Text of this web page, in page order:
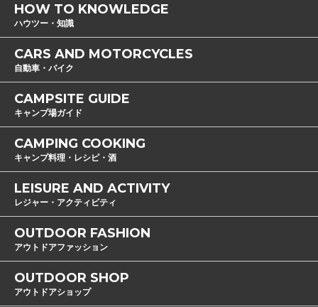
HOW TO KNOWLEDGE
ハウツー・知識
CARS AND MOTORCYCLES
自動車・バイク
CAMPSITE GUIDE
キャンプ場ガイド
CAMPING COOKING
キャンプ料理・レシピ・酒
LEISURE AND ACTIVITY
レジャー・アクティビティ
OUTDOOR FASHION
アウトドアファッション
OUTDOOR SHOP
アウトドアショップ